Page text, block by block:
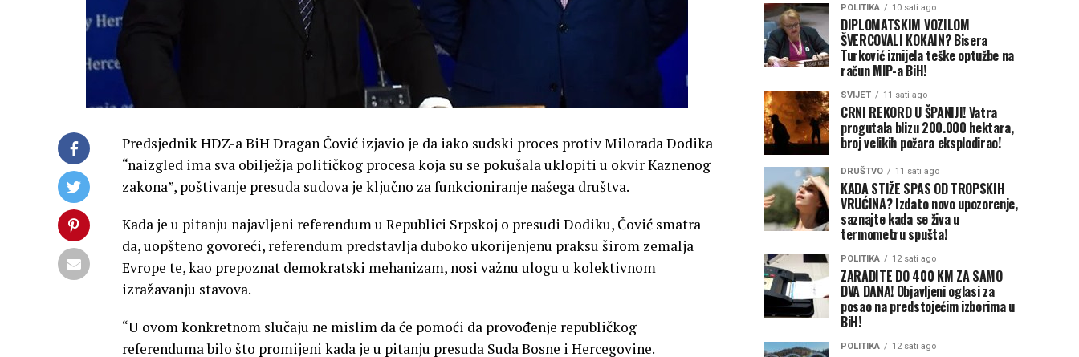
Predsjednik HDZ-a BiH Dragan Čović izjavio je da iako sudski proces protiv Milorada Dodika
“naizgled ima sva obilježja političkog procesa koja su se pokušala uklopiti u okvir Kaznenog
zakona”, poštivanje presuda sudova je ključno za funkcioniranje našega društva.
Kada je u pitanju najavljeni referendum u Republici Srpskoj o presudi Dodiku, Čović smatra
da, uopšteno govoreći, referendum predstavlja duboko ukorijenjenu praksu širom zemalja
Evrope te, kao prepoznat demokratski mehanizam, nosi važnu ulogu u kolektivnom
izražavanju stavova.
“U ovom konkretnom slučaju ne mislim da će pomoći da provođenje republičkog
referenduma bilo što promijeni kada je u pitanju presuda Suda Bosne i Hercegovine.
POLITIKA 10 sati ago
DIPLOMATSKIM VOZILOM
ŠVERCOVALI KOKAIN? Bisera
Turković iznijela teške optužbe na
račun MIP-a BiH!
SVIJET 11 sati ago
CRNI REKORD U ŠPANIJI! Vatra
progutala blizu 200.000 hektara,
broj velikih požara eksplodirao!
DRUŠTVO 11 sati ago
KADA STIŽE SPAS OD TROPSKIH
VRUĆINA? Izdato novo upozorenje,
saznajte kada se živa u
termometru spušta!
POLITIKA 12 sati ago
ZARADITE DO 400 KM ZA SAMO
DVA DANA! Objavljeni oglasi za
posao na predstojećim izborima u
BiH!
POLITIKA 12 sati ago